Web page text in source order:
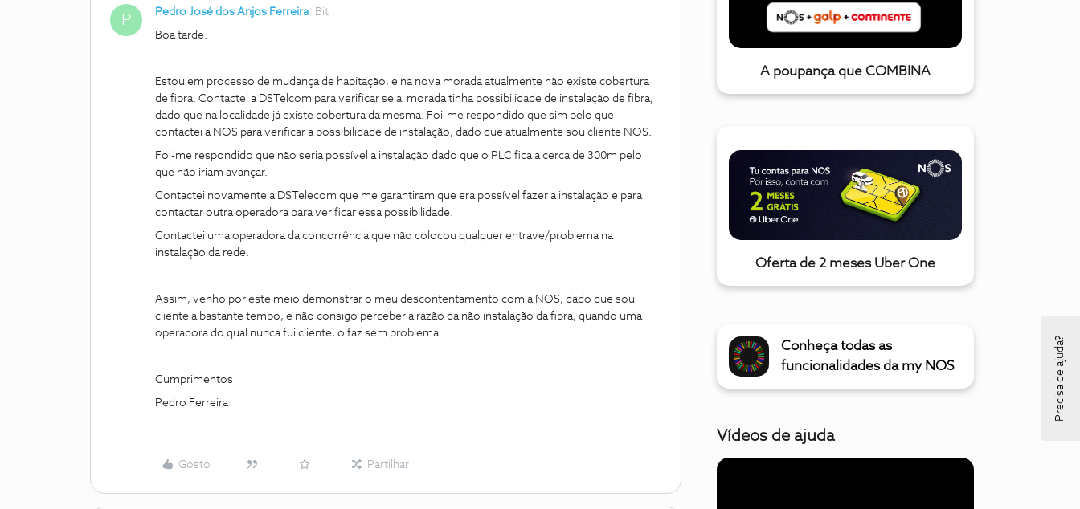
P Pedro José dos Anjos Ferreira Bit
Boa tarde.
Estou em processo de mudança de habitação, e na nova morada atualmente não existe cobertura
de fibra. Contactei a DSTelcom para verificar se a morada tinha possibilidade de instalação de fibra,
dado que na localidade já existe cobertura da mesma. Foi-me respondido que sim pelo que
contactei a NOS para verificar a possibilidade de instalação, dado que atualmente sou cliente NOS.
Foi-me respondido que não seria possível a instalação dado que o PLC fica a cerca de 300m pelo
que não iriam avançar.
Contactei novamente a DSTelecom que me garantiram que era possível fazer a instalação e para
contactar outra operadora para verificar essa possibilidade.
Contactei uma operadora da concorrência que não colocou qualquer entrave/problema na
instalação da rede.
Assim, venho por este meio demonstrar o meu descontentamento com a NOS, dado que sou
cliente á bastante tempo, e não consigo perceber a razão da não instalação da fibra, quando uma
operadora do qual nunca fui cliente, o faz sem problema.
Cumprimentos
Pedro Ferreira
Gosto Partilhar
A poupança que COMBINA
Oferta de 2 meses Uber One
Conheça todas as
funcionalidades da my NOS
Vídeos de ajuda
Precisa de ajuda?